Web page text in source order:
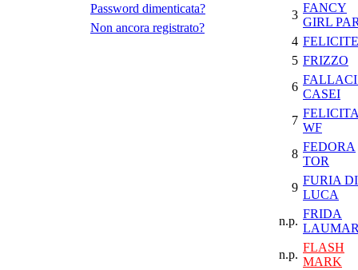
Password dimenticata?
Non ancora registrato?
3
FANCY
GIRL
4
5 FRIZZO
6
CASEI
7
WF
8
FEDORA
TOR
9
FURIA DI
LUCA
n.p.
FRIDA
n.p.
FLASH
MARK